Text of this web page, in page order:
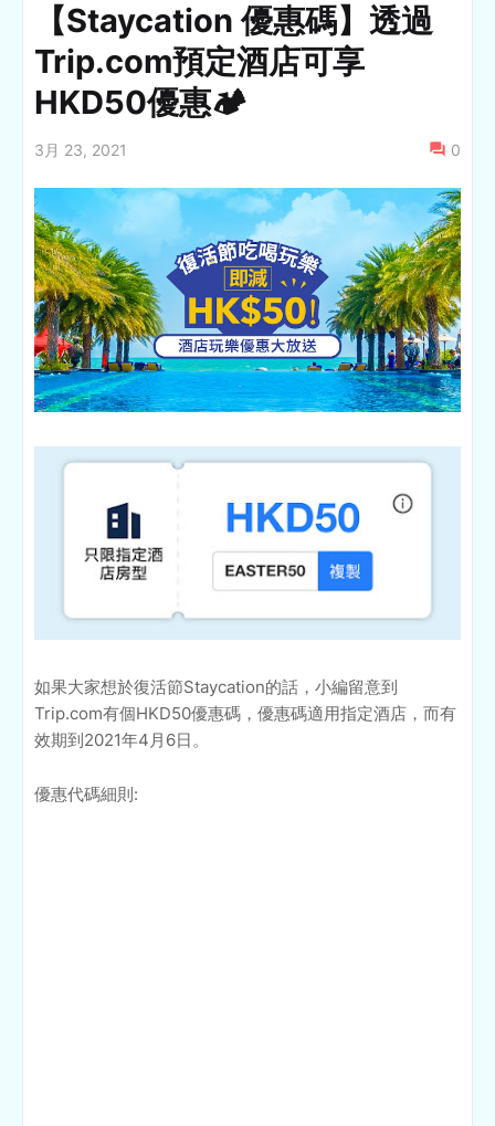
【Staycation 優惠碼】透過
Trip.com預定酒店可享
HKD50優惠🏕
3月 23, 2021 0
如果大家想於復活節Staycation的話，小編留意到
Trip.com有個HKD50優惠碼，優惠碼適用指定酒店，而有
效期到2021年4月6日。
優惠代碼細則: